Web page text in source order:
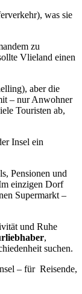
was sie
zu
Vlieland einen
aber die
– nur Anwohner
Touristen ab,
Insel ein
Pensionen und
einzigen Dorf
Supermarkt –
und Ruhe
,
suchen.
– für Reisende,